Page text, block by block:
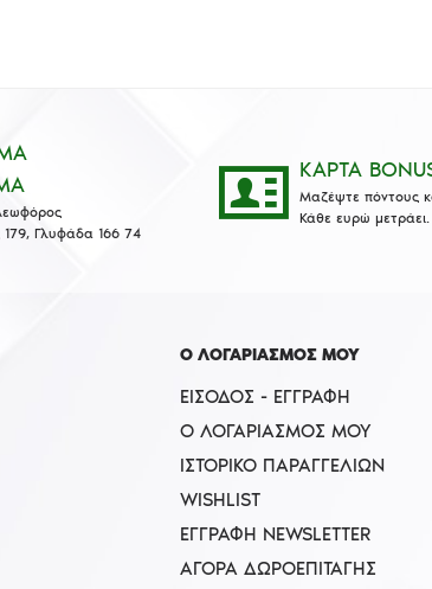
179, Γλυφάδα 166 74
ΚΑΡΤΑ
Μαζέψτε πόντους
Κάθε ευρώ μετράει.
Ο ΛΟΓΑΡΙΑΣΜΟΣ ΜΟΥ
ΕΊΣΟΔΟΣ - ΕΓΓΡΑΦΉ
Ο ΛΟΓΑΡΙΑΣΜΌΣ ΜΟΥ
ΙΣΤΟΡΙΚΌ ΠΑΡΑΓΓΕΛΙΏΝ
WISHLIST
ΕΓΓΡΑΦΉ NEWSLETTER
ΑΓΟΡΆ ΔΩΡΟΕΠΙΤΑΓΉΣ